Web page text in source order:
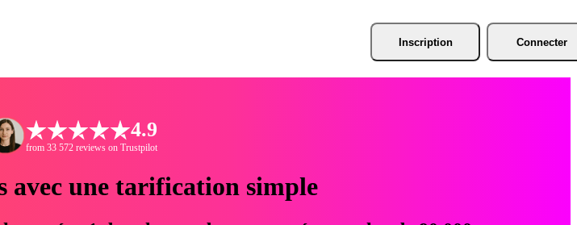
Inscription Connecter
4.9
from 33 572 reviews on Trustpilot
avec une tarification simple